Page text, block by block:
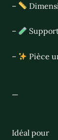
–
–
– Pièce
—
Idéal pour